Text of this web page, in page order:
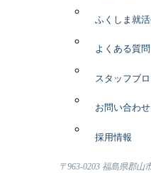
ふくしま就
よくある質問
スタッフブ
お問い合わせ
採用情報
〒963-0203 福島県郡